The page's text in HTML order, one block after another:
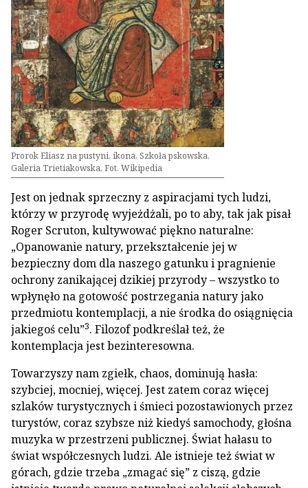
Prorok Eliasz na pustyni, ikona, Szkoła pskowska,
Galeria Trietiakowska, Fot. Wikipedia
Jest on jednak sprzeczny z aspiracjami tych ludzi,
którzy w przyrodę wyjeżdżali, po to aby, tak jak pisał
Roger Scruton, kultywować piękno naturalne:
„Opanowanie natury, przekształcenie jej w
bezpieczny dom dla naszego gatunku i pragnienie
ochrony zanikającej dzikiej przyrody – wszystko to
wpłynęło na gotowość postrzegania natury jako
przedmiotu kontemplacji, a nie środka do osiągnięcia
jakiegoś celu”3. Filozof podkreślał też, że
kontemplacja jest bezinteresowna.
Towarzyszy nam zgiełk, chaos, dominują hasła:
szybciej, mocniej, więcej. Jest zatem coraz więcej
szlaków turystycznych i śmieci pozostawionych przez
turystów, coraz szybsze niż kiedyś samochody, głośna
muzyka w przestrzeni publicznej. Świat hałasu to
świat współczesnych ludzi. Ale istnieje też świat w
górach, gdzie trzeba „zmagać się” z ciszą, gdzie